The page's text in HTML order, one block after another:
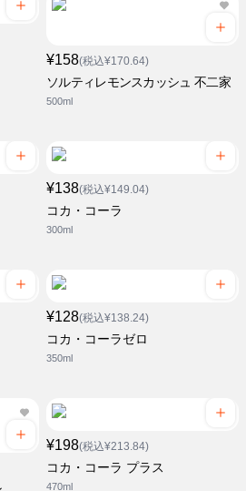
¥158(税込¥170.64)
ソルティレモンスカッシュ 不二家
500ml
¥138(税込¥149.04)
コカ・コーラ
300ml
¥128(税込¥138.24)
コカ・コーラゼロ
350ml
¥198(税込¥213.84)
コカ・コーラ プラス
470ml